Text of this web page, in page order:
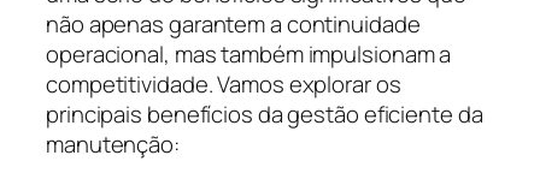
não apenas garantem a continuidade
operacional, mas também impulsionam a
competitividade. Vamos explorar os
principais benefícios da gestão eficiente da
manutenção: